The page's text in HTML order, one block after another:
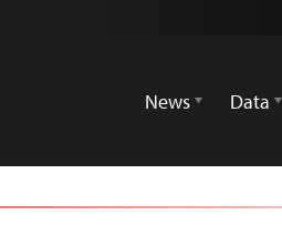
News
Data